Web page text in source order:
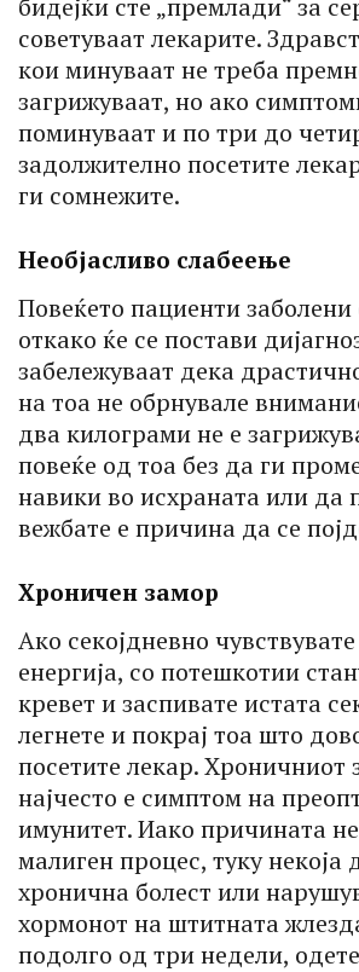
советуваат лекарите.
кои минуваат не треба
загрижуваат, но ако
поминуваат и по три до
задолжително посетите
ги сомнежите.
Необјасливо слабеење
Повеќето пациенти
откако ќе се постави
забележуваат дека
на тоа не обрнувале
два килограми не е
повеќе од тоа без да ги
навики во исхраната или да
вежбате е причина да се
Хроничен замор
Ако секојдневно
енергија, со потешкотии
кревет и заспивате истата
легнете и покрај тоа што
посетите лекар. Хроничниот
најчесто е симптом на
имунитет. Иако причината
малиген процес, туку некоја
хронична болест или
хормонот на штитната
подолго од три недели,